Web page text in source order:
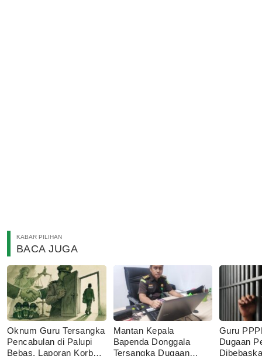
KABAR PILIHAN
BACA JUGA
Oknum Guru Tersangka
Pencabulan di Palupi
Bebas, Laporan Korban
Mantan Kepala
Bapenda Donggala
Tersangka Dugaan
Guru
Dugaan